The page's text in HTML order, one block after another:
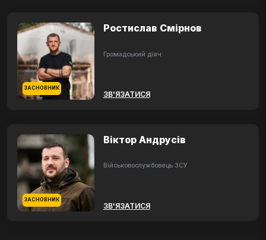
ЗАСНОВНИК
Ростислав Смірнов
Громадський діяч
ЗВ'ЯЗАТИСЯ
ЗАСНОВНИК
Віктор Андрусів
Військовослужбовець ЗСУ
ЗВ'ЯЗАТИСЯ